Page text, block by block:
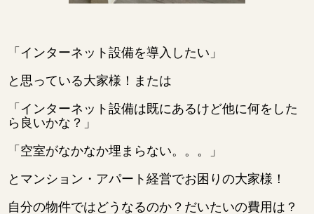
「インターネット設備を導入したい」
と思っている大家様！または
「インターネット設備は既にあるけど他に何をした
ら良いかな？」
「空室がなかなか埋まらない。。。」
とマンション・アパート経営でお困りの大家様！
自分の物件ではどうなるのか？だいたいの費用は？